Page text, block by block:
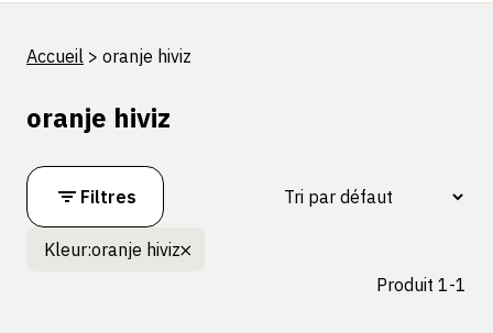
Accueil > oranje hiviz
oranje hiviz
Filtres
Kleur:oranje hiviz
Produit 1-1